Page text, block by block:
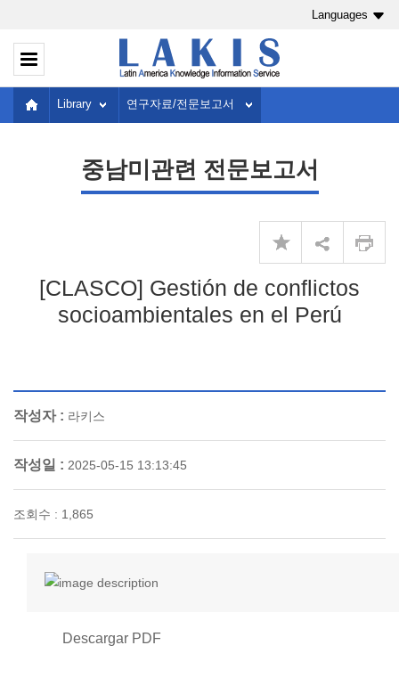
Languages
Library 연구자료/전문보고서
중남미관련 전문보고서
[CLASCO] Gestión de conflictos
socioambientales en el Perú
작성자 : 라키스
작성일 : 2025-05-15 13:13:45
조회수 : 1,865
Descargar PDF